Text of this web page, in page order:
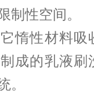
制性空间。
惰性材料吸
成的乳液刷
。